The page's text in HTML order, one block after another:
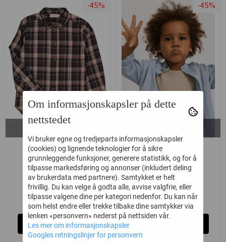
-45%
På lager i
MARMAR SKJORTE
TOMMY PINE ...
659,- 362,-
Kjøp
-45%
MARMAR SKJORTE
TORBEN SUMMER ...
659,- 362,-
Om informasjonskapsler på dette
nettstedet
Vi bruker egne og tredjeparts informasjonskapsler
(cookies) og lignende teknologier for å sikre
grunnleggende funksjoner, generere statistikk, og for å
tilpasse markedsføring og annonser (inkludert deling
av brukerdata med partnere). Samtykket er helt
frivillig. Du kan velge å godta alle, avvise valgfrie, eller
tilpasse valgene dine per kategori nedenfor. Du kan når
som helst endre eller trekke tilbake dine samtykker via
lenken «personvern» nederst på nettsiden vår.
Les mer om informasjonskapsler
Googles retningslinjer for personvern